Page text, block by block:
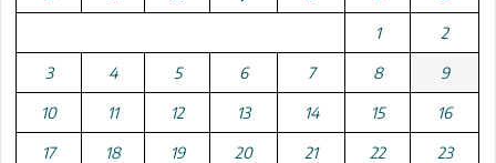
1 2
3 4 5 6 7 8 9
10 11 12 13 14 15 16
17 18 19 20 21 22 23